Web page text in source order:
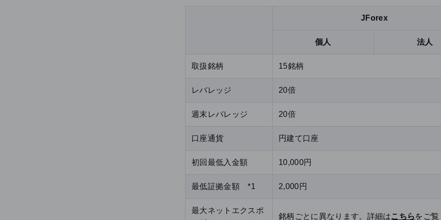
JForex
個人 法人
取扱銘柄 15銘柄
レバレッジ 20倍
週末レバレッジ 20倍
口座通貨 円建て口座
初回最低入金額 10,000円
最低証拠金額 *1 2,000円
最大ネットエクスポ
銘柄ごとに異なります。詳細はこちら をご